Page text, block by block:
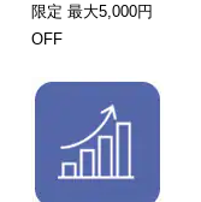
限定 最大5,000円
OFF